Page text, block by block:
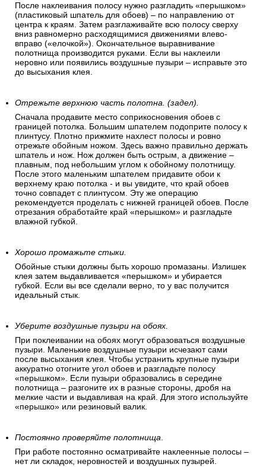
После наклеивания полосу нужно разгладить «перышком»
(пластиковый шпатель для обоев) – по направлению от
центра к краям. Затем разглаживайте всю полосу сверху
вниз равномерно расходящимися движениями влево-
вправо («елочкой»). Окончательное выравнивание
полотнища производится руками. Если вы наклеили
неровно или появились воздушные пузыри – исправьте это
до высыхания клея.
Отрежьте верхнюю часть полотна. (задел).
Сначала продавите место соприкосновения обоев с
границей потолка. Большим шпателем подоприте полосу к
плинтусу. Плотно прижмите нахлест полосы и ровно
отрежьте обойным ножом. Здесь важно правильно держать
шпатель и нож. Нож должен быть острым, а движение –
плавным, под небольшим углом к обойному полотнищу.
После этого маленьким шпателем придавите обои к
верхнему краю потолка - и вы увидите, что край обоев
точно совпадет с плинтусом. Эту же операцию
рекомендуется проделать с нижней границей обоев. После
отрезания обработайте край «перышком» и разгладьте
влажной губкой.
Хорошо промажьте стыки.
Обойные стыки должны быть хорошо промазаны. Излишек
клея затем выдавливается «перышком» и убирается
губкой. Если вы все сделали верно, то у вас получится
идеальный стык.
Уберите воздушные пузыри на обоях.
При поклеивании на обоях могут образоваться воздушные
пузыри. Маленькие воздушные пузыри исчезают сами
после высыхания клея. Чтобы устранить крупные пузыри
аккуратно отогните угол обоев и разгладьте полосу
«перышком». Если пузыри образовались в середине
полотнища – разгоните их в разные стороны, дробя на
мелкие части и выдавливая на край. Для этого используйте
«перышко» или резиновый валик.
Постоянно проверяйте полотнища.
При работе постоянно осматривайте наклеенные полосы –
нет ли складок, неровностей и воздушных пузырей.